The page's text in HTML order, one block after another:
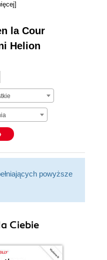
experiences
la Cour
Helion
powyższe
Ciebie